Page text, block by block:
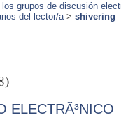
grupos de discusión
del lector/a> shivering
ELECTRÃ³NICO